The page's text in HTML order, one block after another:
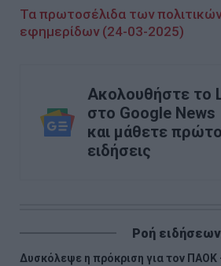
Τα πρωτοσέλιδα των
εφημερίδων (24-03-2025)
Ακολουθήστε το
στο Google News
και μάθετε
ειδήσεις
Ροή ειδήσεων
Δυσκόλεψε η πρόκριση για τον